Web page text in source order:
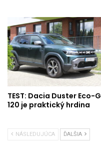
TEST: Dacia Duster Eco-G
120 je praktický hrdina
NÁSLEDUJÚCA ĎALŠIA